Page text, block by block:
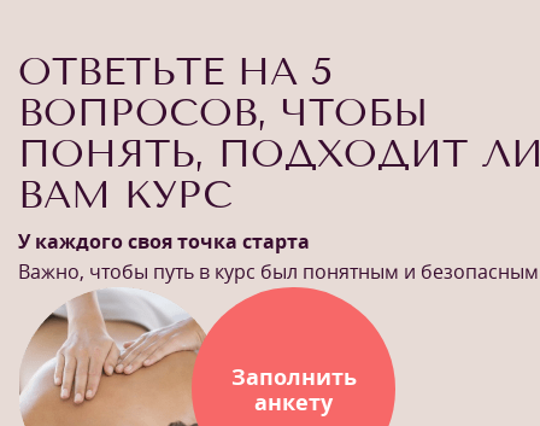
ОТВЕТЬТЕ НА 5
ВОПРОСОВ, ЧТОБЫ
ПОНЯТЬ, ПОДХОДИТ
ВАМ КУРС
У каждого своя точка старта
Важно, чтобы путь в курс был понятным и безопасным
Заполнить
анкету